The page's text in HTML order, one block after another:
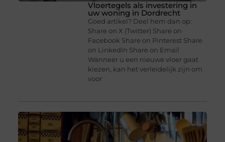
Vloertegels als investering in
uw woning in Dordrecht
Goed artikel? Deel hem dan op:
Share on X (Twitter) Share on
Facebook Share on Pinterest Share
on LinkedIn Share on Email
Wanneer u een nieuwe vloer gaat
kiezen, kan het verleidelijk zijn om
voor